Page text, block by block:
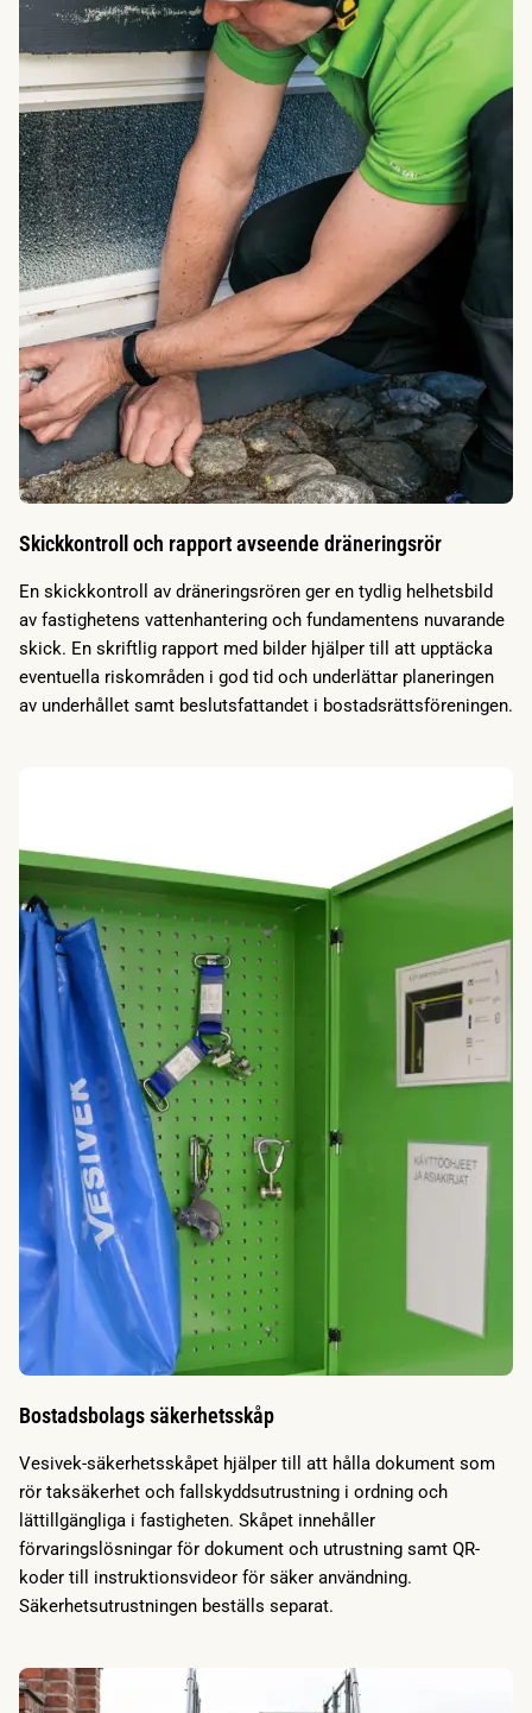
Skickkontroll och rapport avseende dräneringsrör
En skickkontroll av dräneringsrören ger en tydlig helhetsbild
av fastighetens vattenhantering och fundamentens nuvarande
skick. En skriftlig rapport med bilder hjälper till att upptäcka
eventuella riskområden i god tid och underlättar planeringen
av underhållet samt beslutsfattandet i bostadsrättsföreningen.
Bostadsbolags säkerhetsskåp
Vesivek-säkerhetsskåpet hjälper till att hålla dokument som
rör taksäkerhet och fallskyddsutrustning i ordning och
lättillgängliga i fastigheten. Skåpet innehåller
förvaringslösningar för dokument och utrustning samt QR-
koder till instruktionsvideor för säker användning.
Säkerhetsutrustningen beställs separat.